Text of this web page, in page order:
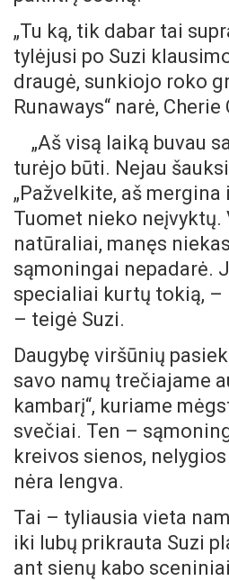
„Tu ką, tik dabar tai
tylėjusi po Suzi
draugė, sunkiojo roko
Runaways“ narė, Cherie
„Aš visą laiką buvau
turėjo būti. Nejau
„Pažvelkite, aš mergina
Tuomet nieko neįvyktų.
natūraliai, manęs
sąmoningai nepadarė.
specialiai kurtų tokią, –
– teigė Suzi.
Daugybę viršūnių
savo namų trečiajame
kambarį“, kuriame
svečiai. Ten –
kreivos sienos,
nėra lengva.
Tai – tyliausia vieta
iki lubų prikrauta Suzi
ant sienų kabo